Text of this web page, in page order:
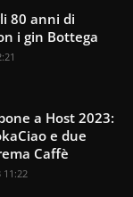
80 anni di
i gin Bottega
a Host 2023:
e due
Caffè
11:22